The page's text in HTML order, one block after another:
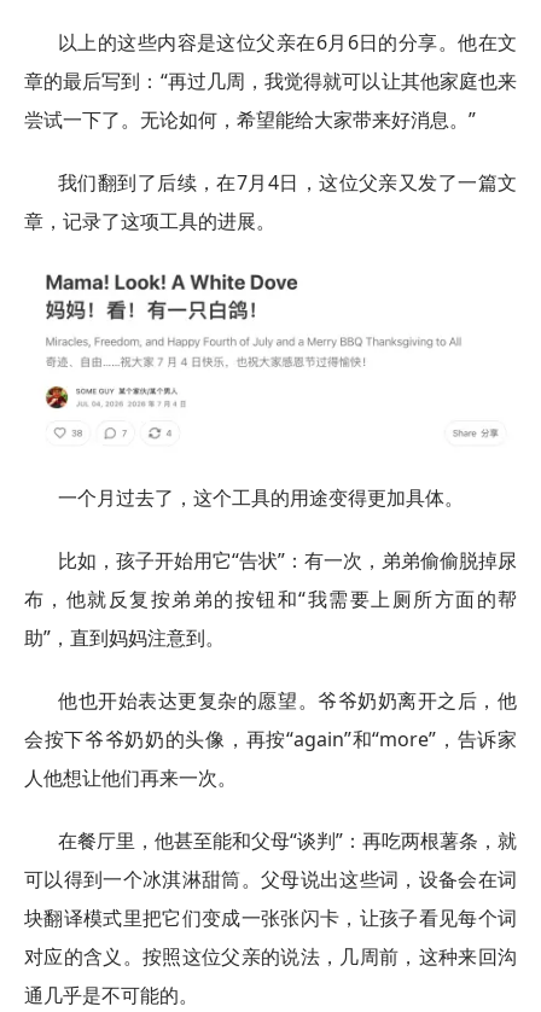
以上的这些内容是这位父亲在6月6日的分享。他在文
章的最后写到：“再过几周，我觉得就可以让其他家庭也来
尝试一下了。无论如何，希望能给大家带来好消息。”
我们翻到了后续，在7月4日，这位父亲又发了一篇文
章，记录了这项工具的进展。
一个月过去了，这个工具的用途变得更加具体。
比如，孩子开始用它“告状”：有一次，弟弟偷偷脱掉尿
布，他就反复按弟弟的按钮和“我需要上厕所方面的帮
助”，直到妈妈注意到。
他也开始表达更复杂的愿望。爷爷奶奶离开之后，他
会按下爷爷奶奶的头像，再按“again”和“more”，告诉家
人他想让他们再来一次。
在餐厅里，他甚至能和父母“谈判”：再吃两根薯条，就
可以得到一个冰淇淋甜筒。父母说出这些词，设备会在词
块翻译模式里把它们变成一张张闪卡，让孩子看见每个词
对应的含义。按照这位父亲的说法，几周前，这种来回沟
通几乎是不可能的。